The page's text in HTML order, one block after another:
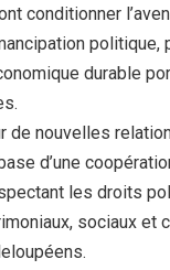
conditionner
politique,
durable
de nouvelles
d’une
les droits
sociaux et